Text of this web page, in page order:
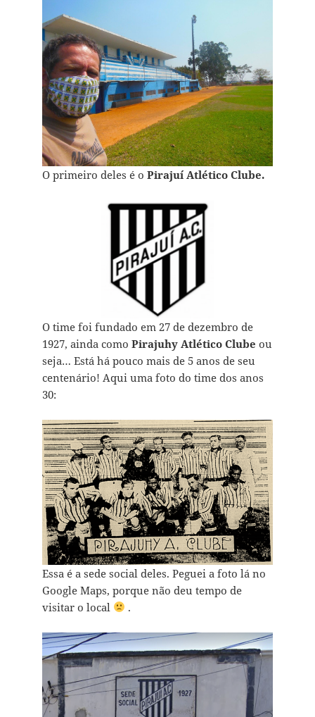
O primeiro deles é o Pirajuí Atlético Clube.
O time foi fundado em 27 de dezembro de
1927, ainda como Pirajuhy Atlético Clube ou
seja… Está há pouco mais de 5 anos de seu
centenário! Aqui uma foto do time dos anos
30:
Essa é a sede social deles. Peguei a foto lá no
Google Maps, porque não deu tempo de
visitar o local
.